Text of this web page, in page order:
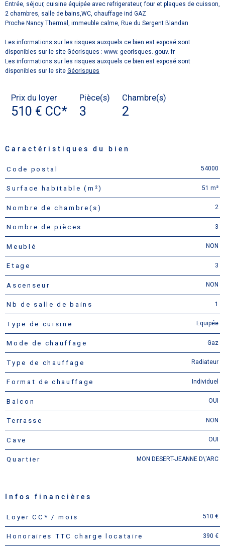
Entrée, séjour, cuisine équipée avec refrigerateur, four et plaques de cuisson,
2 chambres, salle de bains,WC, chauffage ind GAZ
Proche Nancy Thermal, immeuble calme, Rue du Sergent Blandan
Les informations sur les risques auxquels ce bien est exposé sont
disponibles sur le site Géorisques : www. georisques. gouv. fr
Les informations sur les risques auxquels ce bien est exposé sont
disponibles sur le site Géorisques
Prix du loyer
510 € CC*
Pièce(s)
3
Chambre(s)
2
Caractéristiques du bien
Caractéristiques
Code postal 54000
Surface habitable (m²) 51 m²
Nombre de chambre(s) 2
Nombre de pièces 3
Meublé NON
Etage 3
Ascenseur NON
Nb de salle de bains 1
Type de cuisine Equipée
Mode de chauffage Gaz
Type de chauffage Radiateur
Format de chauffage Individuel
Balcon OUI
Terrasse NON
Cave OUI
Quartier MON DESERT-JEANNE D\'ARC
Infos financières
Caractéristiques Valeurs
Loyer CC* / mois 510 €
Honoraires TTC charge locataire 390 €